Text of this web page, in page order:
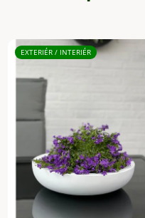
EXTERIÉR / INTERIÉR